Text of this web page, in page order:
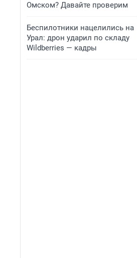
Омском? Давайте проверим
Беспилотники нацелились на
Урал: дрон ударил по складу
Wildberries — кадры